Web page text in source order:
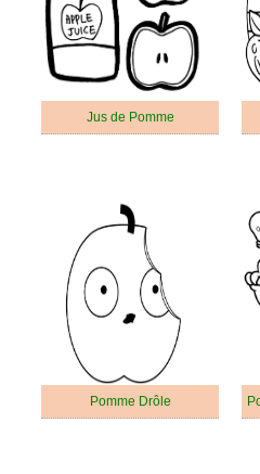
Jus de Pomme
Pomme Drôle